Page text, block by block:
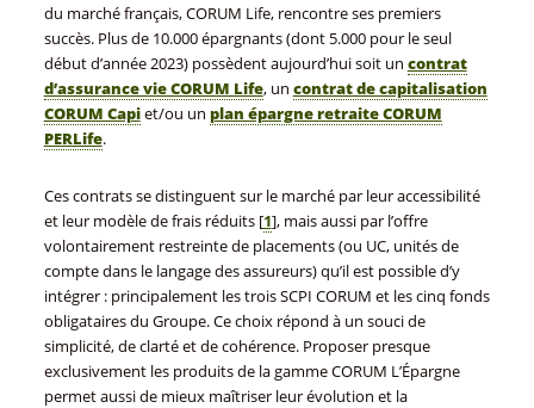
du marché français, CORUM Life, rencontre ses premiers
succès. Plus de 10.000 épargnants (dont 5.000 pour le seul
début d’année 2023) possèdent aujourd’hui soit un contrat
d’assurance vie CORUM Life, un contrat de capitalisation
CORUM Capiet/ou un plan épargne retraite CORUM
PERLife.
Ces contrats se distinguent sur le marché par leur accessibilité
et leur modèle de frais réduits[1], mais aussi par l’offre
volontairement restreinte de placements (ou UC, unités de
compte dans le langage des assureurs) qu’il est possible d’y
intégrer : principalement les trois SCPI CORUM et les cinq fonds
obligataires du Groupe. Ce choix répond à un souci de
simplicité, de clarté et de cohérence. Proposer presque
exclusivement les produits de la gamme CORUM L’Épargne
permet aussi de mieux maîtriser leur évolution et la